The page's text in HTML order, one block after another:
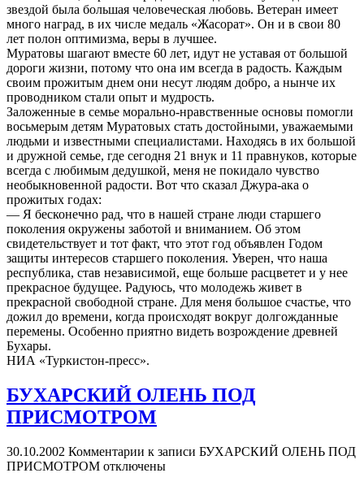
звездой была большая человеческая любовь. Ветеран имеет
много наград, в их числе медаль «Жасорат». Он и в свои 80
лет полон оптимизма, веры в лучшее.
Муратовы шагают вместе 60 лет, идут не уставая от большой
дороги жизни, потому что она им всегда в радость. Каждым
своим прожитым днем они несут людям добро, а нынче их
проводником стали опыт и мудрость.
Заложенные в семье морально-нравственные основы помогли
восьмерым детям Муратовых стать достойными, уважаемыми
людьми и известными специалистами. Находясь в их большой
и дружной семье, где сегодня 21 внук и 11 правнуков, которые
всегда с любимым дедушкой, меня не покидало чувство
необыкновенной радости. Вот что сказал Джура-ака о
прожитых годах:
— Я бесконечно рад, что в нашей стране люди старшего
поколения окружены заботой и вниманием. Об этом
свидетельствует и тот факт, что этот год объявлен Годом
защиты интересов старшего поколения. Уверен, что наша
республика, став независимой, еще больше расцветет и у нее
прекрасное будущее. Радуюсь, что молодежь живет в
прекрасной свободной стране. Для меня большое счастье, что
дожил до времени, когда происходят вокруг долгожданные
перемены. Особенно приятно видеть возрождение древней
Бухары.
НИА «Туркистон-пресс».
БУХАРСКИЙ ОЛЕНЬ ПОД
ПРИСМОТРОМ
30.10.2002 Комментарии к записи БУХАРСКИЙ ОЛЕНЬ ПОД
ПРИСМОТРОМ отключены